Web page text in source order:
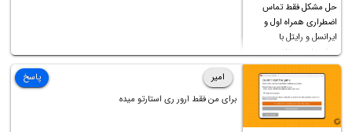
حل مشکل فقط تماس
اضطراری همراه اول و
ایرانسل و رایتل با
روش‌های مختلف
امیر
برای من فقط ارور ری استارتو میده
پاسخ